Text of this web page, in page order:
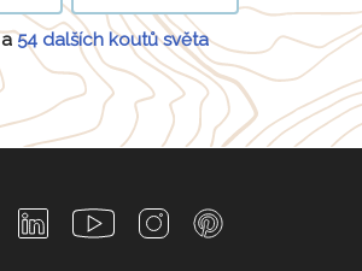
a54 dalších koutů světa